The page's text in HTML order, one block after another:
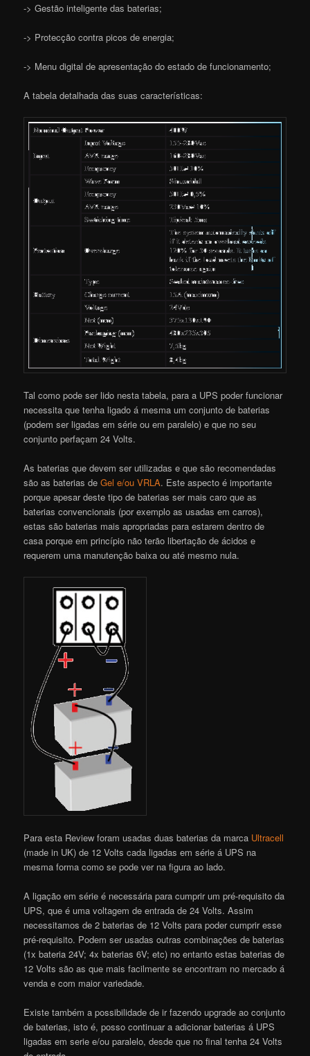
-> Gestão inteligente das baterias;
-> Protecção contra picos de energia;
-> Menu digital de apresentação do estado de funcionamento;
A tabela detalhada das suas características:
Tal como pode ser lido nesta tabela, para a UPS poder funcionar
necessita que tenha ligado á mesma um conjunto de baterias
(podem ser ligadas em série ou em paralelo) e que no seu
conjunto perfaçam 24 Volts.
As baterias que devem ser utilizadas e que são recomendadas
são as baterias deGel e/ou VRLA. Este aspecto é importante
porque apesar deste tipo de baterias ser mais caro que as
baterias convencionais (por exemplo as usadas em carros),
estas são baterias mais apropriadas para estarem dentro de
casa porque em princípio não terão libertação de ácidos e
requerem uma manutenção baixa ou até mesmo nula.
Para esta Review foram usadas duas baterias da marca Ultracell
(made in UK) de 12 Volts cada ligadas em série á UPS na
mesma forma como se pode ver na figura ao lado.
A ligação em série é necessária para cumprir um pré-requisito da
UPS, que é uma voltagem de entrada de 24 Volts. Assim
necessitamos de 2 baterias de 12 Volts para poder cumprir esse
pré-requisito. Podem ser usadas outras combinações de baterias
(1x bateria 24V; 4x baterias 6V; etc) no entanto estas baterias de
12 Volts são as que mais facilmente se encontram no mercado á
venda e com maior variedade.
Existe também a possibilidade de ir fazendo upgrade ao conjunto
de baterias, isto é, posso continuar a adicionar baterias á UPS
ligadas em serie e/ou paralelo, desde que no final tenha 24 Volts